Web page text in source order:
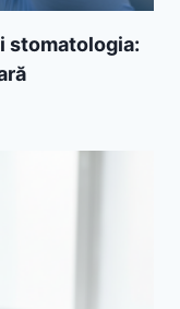
stomatologia: